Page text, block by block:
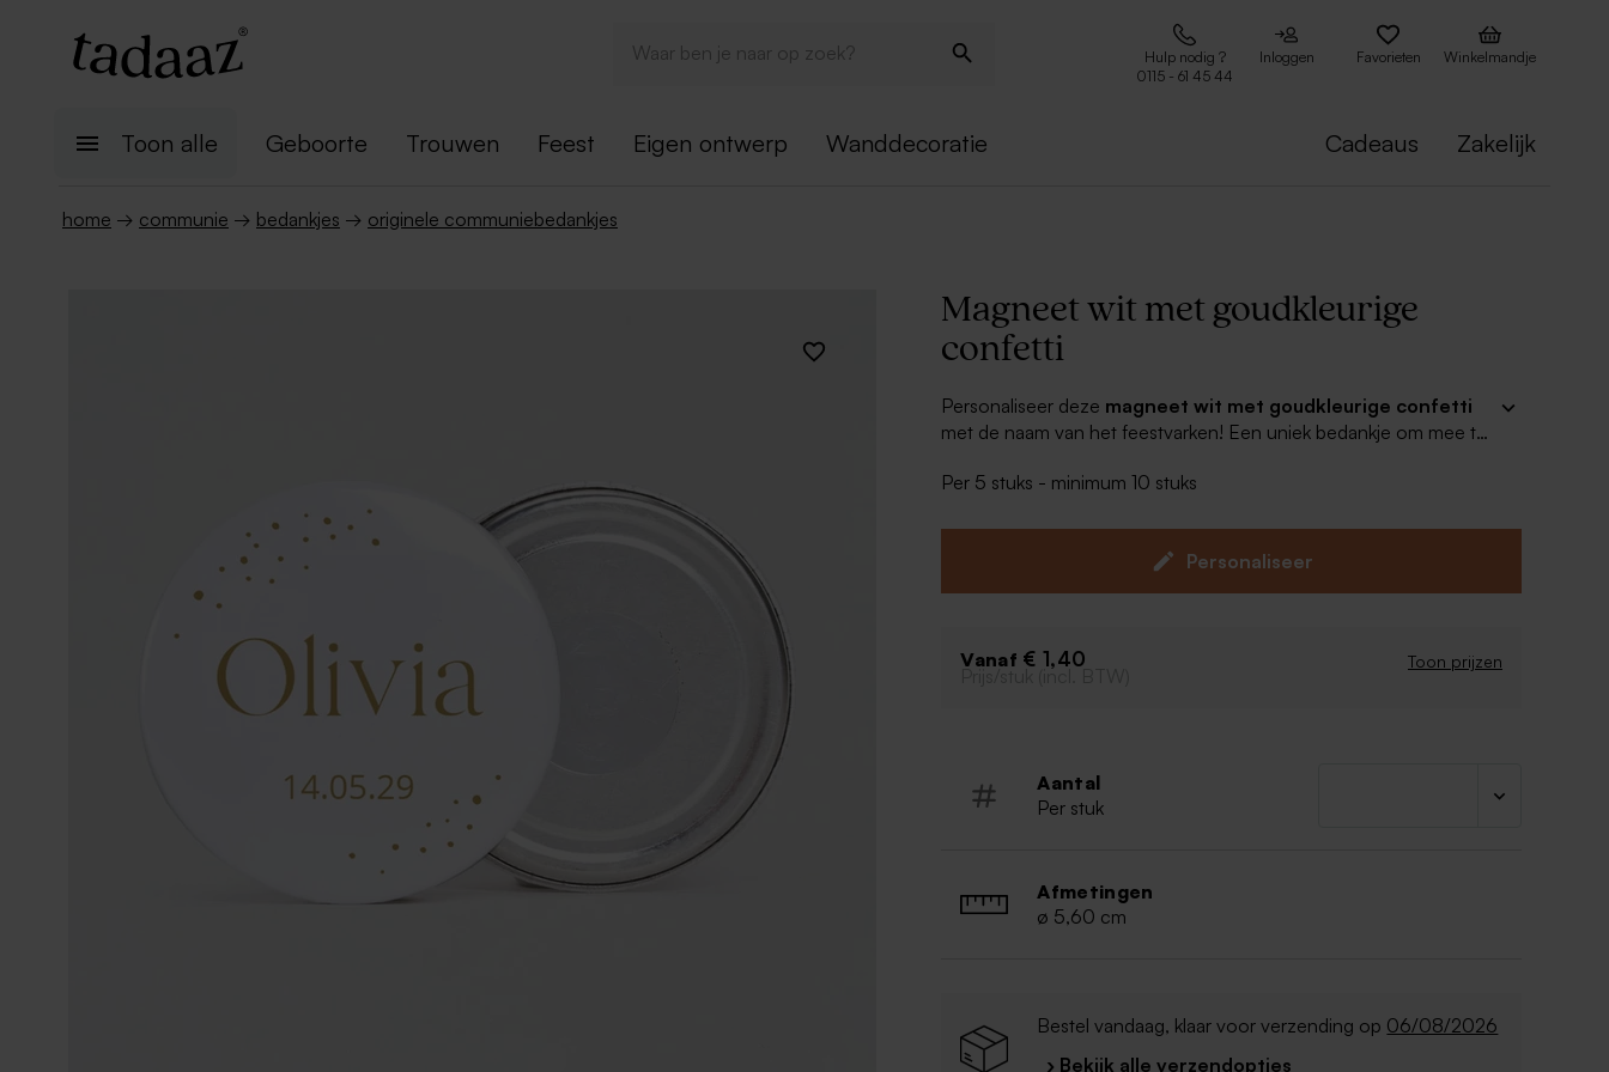
Hulp nodig ?
0115 - 61 45 44
Inloggen Favorieten Winkelmandje
Toon alle Geboorte Trouwen Feest Eigen ontwerp Wanddecoratie Cadeaus Zakelijk
home → communie → bedankjes → originele communiebedankjes
Magneet wit met goudkleurige
confetti
Personaliseer deze magneet wit met goudkleurige confetti
met de naam van het feestvarken! Een uniek bedankje om mee te
Per 5 stuks - minimum 10 stuks
Personaliseer
Vanaf € 1,40 Toon prijzen
Prijs/stuk (incl. BTW)
Aantal
Per stuk
Afmetingen
ø 5,60 cm
Bestel vandaag, klaar voor verzending op 06/08/2026
› Bekijk alle verzendopties